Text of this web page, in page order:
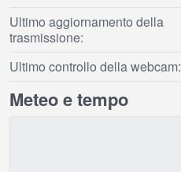
Ultimo aggiornamento della
trasmissione:
Ultimo controllo della webcam:
Meteo e tempo